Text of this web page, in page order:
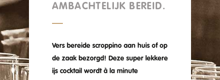
AMBACHTELIJK BEREID.
Vers bereide scroppino aan huis of op
de zaak bezorgd! Deze super lekkere
ijs cocktail wordt à la minute